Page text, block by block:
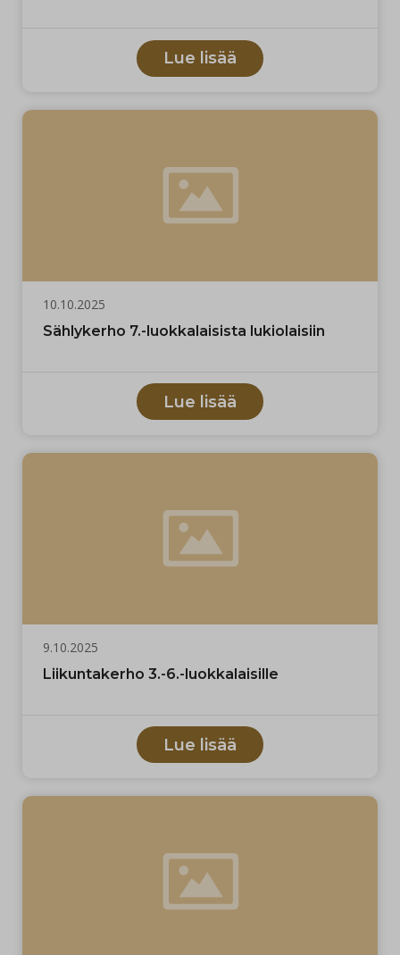
Lue lisää
10.10.2025
Sählykerho 7.-luokkalaisista lukiolaisiin
Lue lisää
9.10.2025
Liikuntakerho 3.-6.-luokkalaisille
Lue lisää